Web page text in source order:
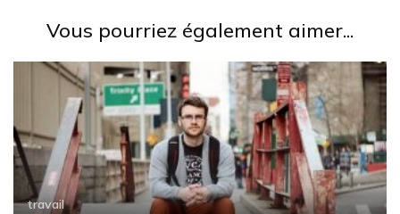
Vous pourriez également aimer...
travail